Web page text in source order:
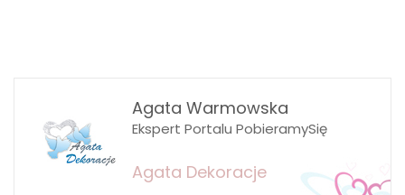
Agata Warmowska
Ekspert Portalu PobieramySię
Agata Dekoracje